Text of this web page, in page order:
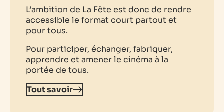
L’ambition de La Fête est donc de rendre
accessible le format court partout et
pour tous.
Pour participer, échanger, fabriquer,
apprendre et amener le cinéma à la
portée de tous.
Tout savoir